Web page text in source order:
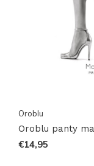
Oroblu
Oroblu panty
€14,95